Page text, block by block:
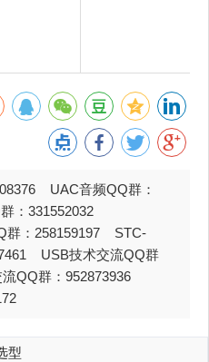
UAC音频QQ群：
：331552032
群：258159197 STC-
USB技术交流QQ群
QQ群：952873936
型